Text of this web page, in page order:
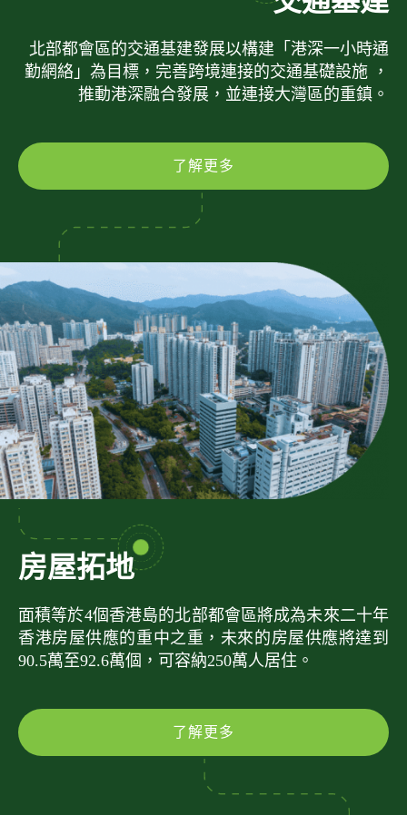
北部都會區的交通基建發展以構建「港深一小時通
勤網絡」為目標，完善跨境連接的交通基礎設施 ，
推動港深融合發展，並連接大灣區的重鎮。
了解更多
房屋拓地
面積等於4個香港島的北部都會區將成為未來二十年
香港房屋供應的重中之重，未來的房屋供應將達到
90.5萬至92.6萬個，可容納250萬人居住。
了解更多